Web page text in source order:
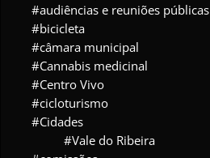
audiências e reuniões públicas
bicicleta
câmara municipal
Cannabis medicinal
Centro Vivo
cicloturismo
Cidades
Vale do Ribeira